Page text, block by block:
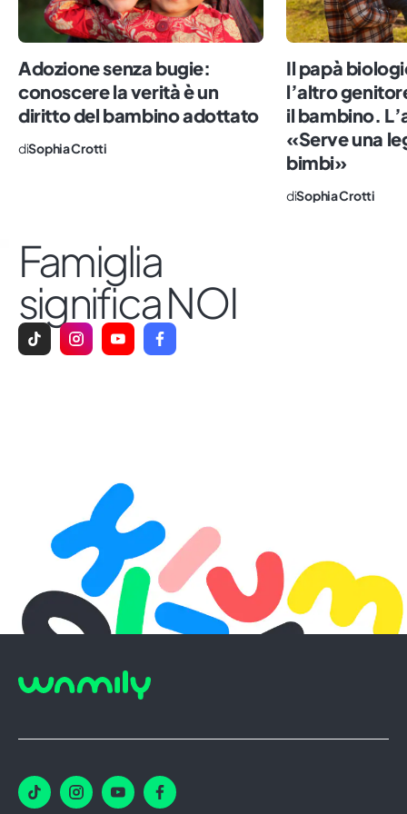
l’obiettivo di fotografare la realtà,
sdoganare i tabù e rendere comodo quel
che è ancora scomodo. Impazzisco per il
sushi, il numero sette e le persone vere.
Adozione senza bugie:
conoscere la verità è un
diritto del bambino adottato
diSophia Crotti
Il papà
l’altro
il bambino.
«Serve una
bimbi»
diSophia Crotti
Famiglia
significa NOI